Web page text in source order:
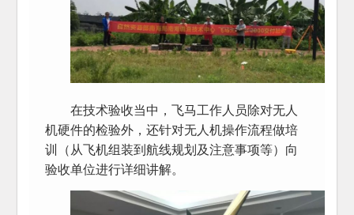
在技术验收当中，飞马工作人员除对无人
机硬件的检验外，还针对无人机操作流程做培
训（从飞机组装到航线规划及注意事项等）向
验收单位进行详细讲解。